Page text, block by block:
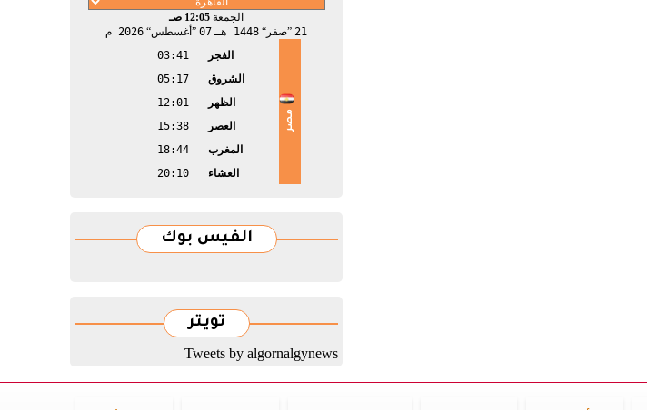
الجمعة 12:05 صـ
21 صفر 1448 هـ 07 أغسطس 2026 م
مصر
الفجر
03:41
الشروق
05:17
الظهر
12:01
العصر
15:38
المغرب
18:44
العشاء
20:10
الفيس بوك
تويتر
Tweets by algornalgynews